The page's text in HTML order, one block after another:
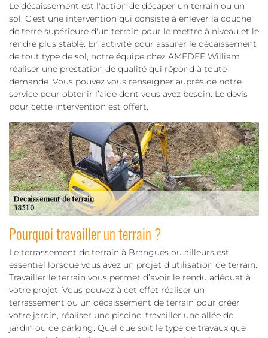
Le décaissement est l'action de décaper un terrain ou un
sol. C’est une intervention qui consiste à enlever la couche
de terre supérieure d'un terrain pour le mettre à niveau et le
rendre plus stable. En activité pour assurer le décaissement
de tout type de sol, notre équipe chez AMEDEE William
réaliser une prestation de qualité qui répond à toute
demande. Vous pouvez vous renseigner auprès de notre
service pour obtenir l’aide dont vous avez besoin. Le devis
pour cette intervention est offert.
Pourquoi travailler un terrain ?
Le terrassement de terrain à Brangues ou ailleurs est
essentiel lorsque vous avez un projet d’utilisation de terrain.
Travailler le terrain vous permet d’avoir le rendu adéquat à
votre projet. Vous pouvez à cet effet réaliser un
terrassement ou un décaissement de terrain pour créer
votre jardin, réaliser une piscine, travailler une allée de
jardin ou de parking. Quel que soit le type de travaux que